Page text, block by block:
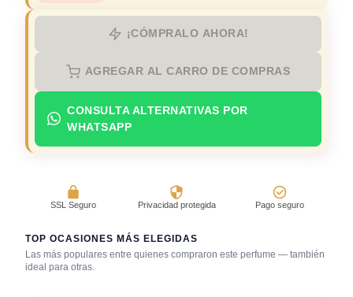
¡CÓMPRALO AHORA!
AGREGAR AL CARRO DE COMPRAS
CONSULTA ALTERNATIVAS POR
WHATSAPP
SSL Seguro Privacidad protegida Pago seguro
TOP OCASIONES MÁS ELEGIDAS
Las más populares entre quienes compraron este perfume — también
ideal para otras.
Después de la
ducha
Día caluroso /